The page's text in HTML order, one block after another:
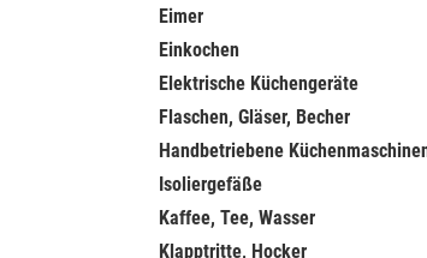
Eimer
Einkochen
Elektrische Küchengeräte
Flaschen, Gläser, Becher
Handbetriebene
Isoliergefäße
Kaffee, Tee, Wasser
Klapptritte, Hocker